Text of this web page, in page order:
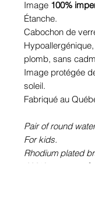
Image 100%
Étanche.
Cabochon de
plomb, sans
Image protégée
soleil.
Fabriqué au
Pair of round
For kids.
Rhodium plated
100% waterproof